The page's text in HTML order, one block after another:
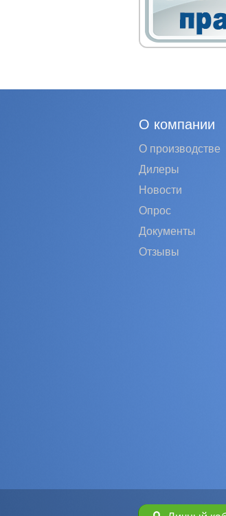
О компании
О производстве
Дилеры
Новости
Опрос
Документы
Отзывы